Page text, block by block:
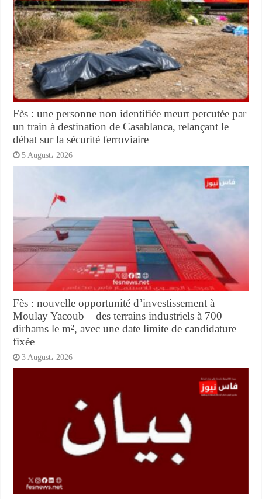
Fès : une personne non identifiée meurt percutée par
un train à destination de Casablanca, relançant le
débat sur la sécurité ferroviaire
5 August، 2026
Fès : nouvelle opportunité d’investissement à
Moulay Yacoub – des terrains industriels à 700
dirhams le m², avec une date limite de candidature
fixée
3 August، 2026